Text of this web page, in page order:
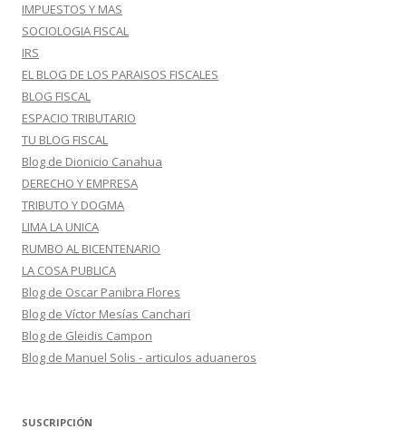
IMPUESTOS Y MAS
SOCIOLOGIA FISCAL
IRS
EL BLOG DE LOS PARAISOS FISCALES
BLOG FISCAL
ESPACIO TRIBUTARIO
TU BLOG FISCAL
Blog de Dionicio Canahua
DERECHO Y EMPRESA
TRIBUTO Y DOGMA
LIMA LA UNICA
RUMBO AL BICENTENARIO
LA COSA PUBLICA
Blog de Oscar Panibra Flores
Blog de Víctor Mesías Canchari
Blog de Gleidis Campon
Blog de Manuel Solis - articulos aduaneros
SUSCRIPCIÓN